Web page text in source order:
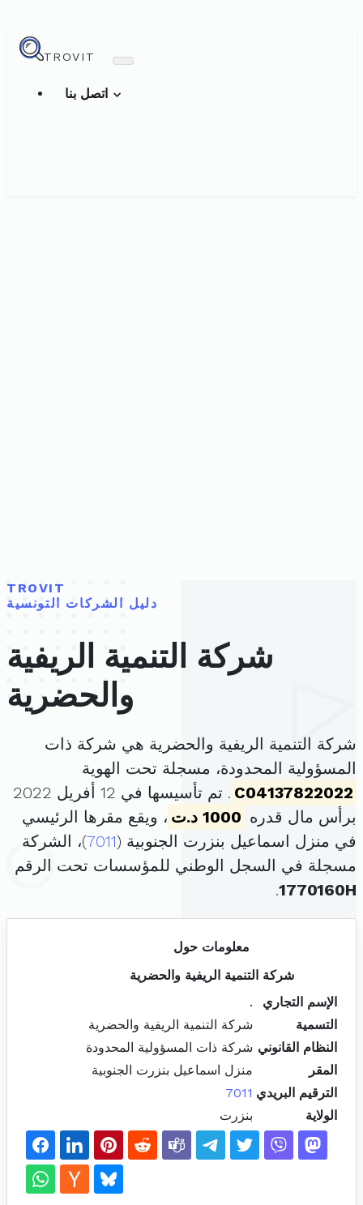
TROVIT
TROVIT
دليل الشركات التونسية
شركة التنمية الريفية
والحضرية
شركة التنمية الريفية والحضرية هي شركة ذات
المسؤولية المحدودة، مسجلة تحت الهوية
C04137822022
. تم تأسيسها في 12 أفريل 2022
برأس مال قدره 1000 د.ت
، ويقع مقرها الرئيسي
في منزل اسماعيل بنزرت الجنوبية (7011)، الشركة
مسجلة في السجل الوطني للمؤسسات تحت الرقم
1770160H
.
معلومات حول
شركة التنمية الريفية والحضرية
الإسم التجاري
.
التسمية
شركة التنمية الريفية والحضرية
النظام القانوني شركة ذات المسؤولية المحدودة
المقر
منزل اسماعيل بنزرت الجنوبية
الترقيم البريدي 7011
الولاية
بنزرت